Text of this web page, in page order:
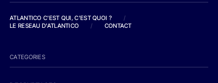
ATLANTICO C'EST QUI, C'EST QUOI ?
/
LE RESEAU D'ATLANTICO
/ CONTACT
CATEGORIES